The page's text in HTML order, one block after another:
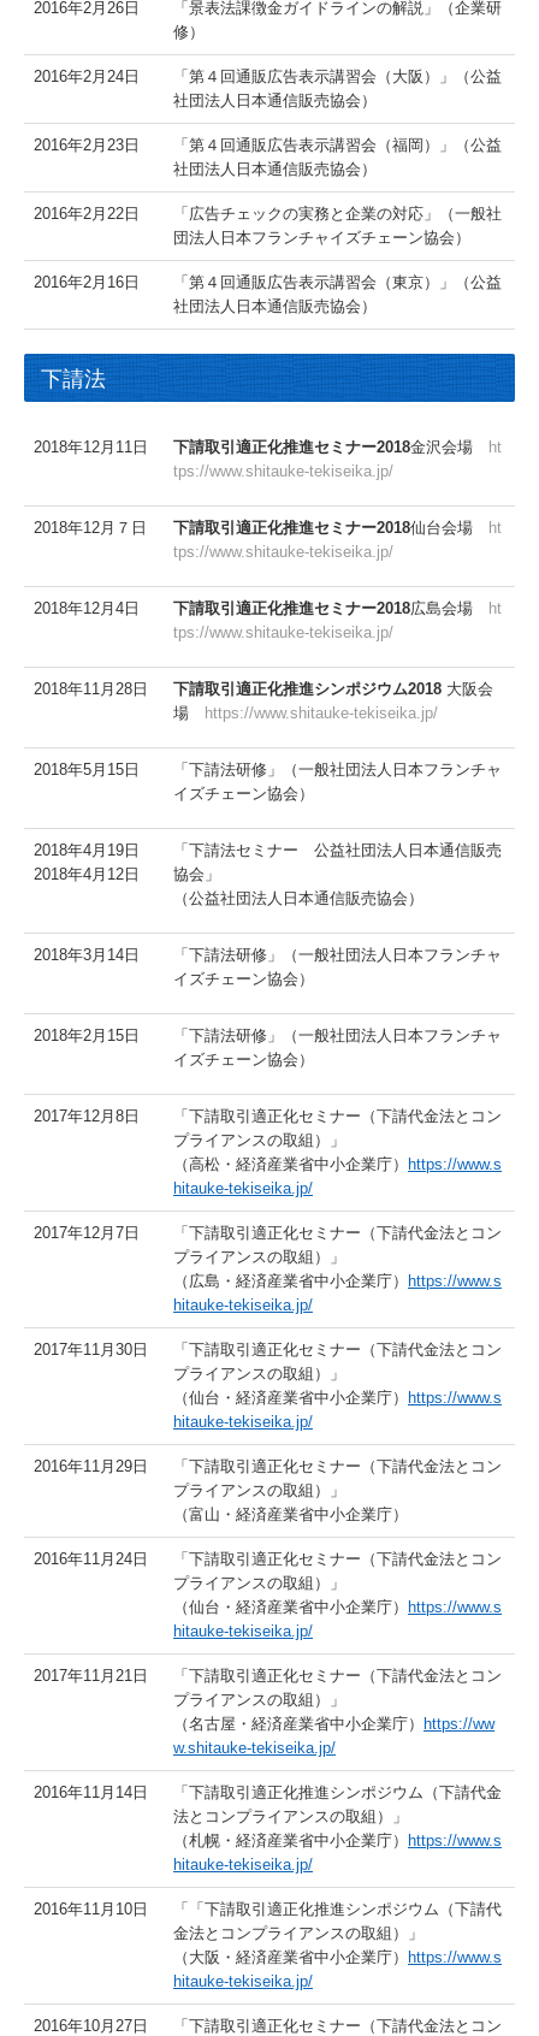
2016年2月26日
「景表法課徴金ガイドラインの解説」（企業研
修）
2016年2月24日
「第４回通販広告表示講習会（大阪）」（公益
社団法人日本通信販売協会）
2016年2月23日
「第４回通販広告表示講習会（福岡）」（公益
社団法人日本通信販売協会）
2016年2月22日
「広告チェックの実務と企業の対応」（一般社
団法人日本フランチャイズチェーン協会）
2016年2月16日
「第４回通販広告表示講習会（東京）」（公益
社団法人日本通信販売協会）
下請法
2018年12月11日 下請取引適正化推進セミナー2018金沢会場
ht
tps://www.shitauke-tekiseika.jp/
2018年12月７日 下請取引適正化推進セミナー2018仙台会場
ht
tps://www.shitauke-tekiseika.jp/
2018年12月4日 下請取引適正化推進セミナー2018広島会場
ht
tps://www.shitauke-tekiseika.jp/
2018年11月28日 下請取引適正化推進シンポジウム2018 大阪会
場
https://www.shitauke-tekiseika.jp/
2018年5月15日
「下請法研修」（一般社団法人日本フランチャ
イズチェーン協会）
2018年4月19日
2018年4月12日
「下請法セミナー 公益社団法人日本通信販売
協会」
（公益社団法人日本通信販売協会）
2018年3月14日
「下請法研修」（一般社団法人日本フランチャ
イズチェーン協会）
2018年2月15日
「下請法研修」（一般社団法人日本フランチャ
イズチェーン協会）
2017年12月8日
「下請取引適正化セミナー（下請代金法とコン
プライアンスの取組）」
（高松・経済産業省中小企業庁）
https://www.s
hitauke-tekiseika.jp/
2017年12月7日
「下請取引適正化セミナー（下請代金法とコン
プライアンスの取組）」
（広島・経済産業省中小企業庁）
https://www.s
hitauke-tekiseika.jp/
2017年11月30日
「下請取引適正化セミナー（下請代金法とコン
プライアンスの取組）」
（仙台・経済産業省中小企業庁）
https://www.s
hitauke-tekiseika.jp/
2016年11月29日
「下請取引適正化セミナー（下請代金法とコン
プライアンスの取組）」
（富山・経済産業省中小企業庁）
2016年11月24日
「下請取引適正化セミナー（下請代金法とコン
プライアンスの取組）」
（仙台・経済産業省中小企業庁）
https://www.s
hitauke-tekiseika.jp/
2017年11月21日
「下請取引適正化セミナー（下請代金法とコン
プライアンスの取組）」
（名古屋・経済産業省中小企業庁）
https://ww
w.shitauke-tekiseika.jp/
2016年11月14日
「下請取引適正化推進シンポジウム（下請代金
法とコンプライアンスの取組）」
（札幌・経済産業省中小企業庁）
https://www.s
hitauke-tekiseika.jp/
2016年11月10日
「「下請取引適正化推進シンポジウム（下請代
金法とコンプライアンスの取組）」
（大阪・経済産業省中小企業庁）
https://www.s
hitauke-tekiseika.jp/
2016年10月27日
「下請取引適正化セミナー（下請代金法とコン